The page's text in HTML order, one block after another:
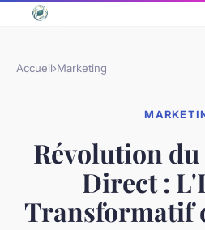
Accueil›Marketing
Révolution
Direct :
Transformatif